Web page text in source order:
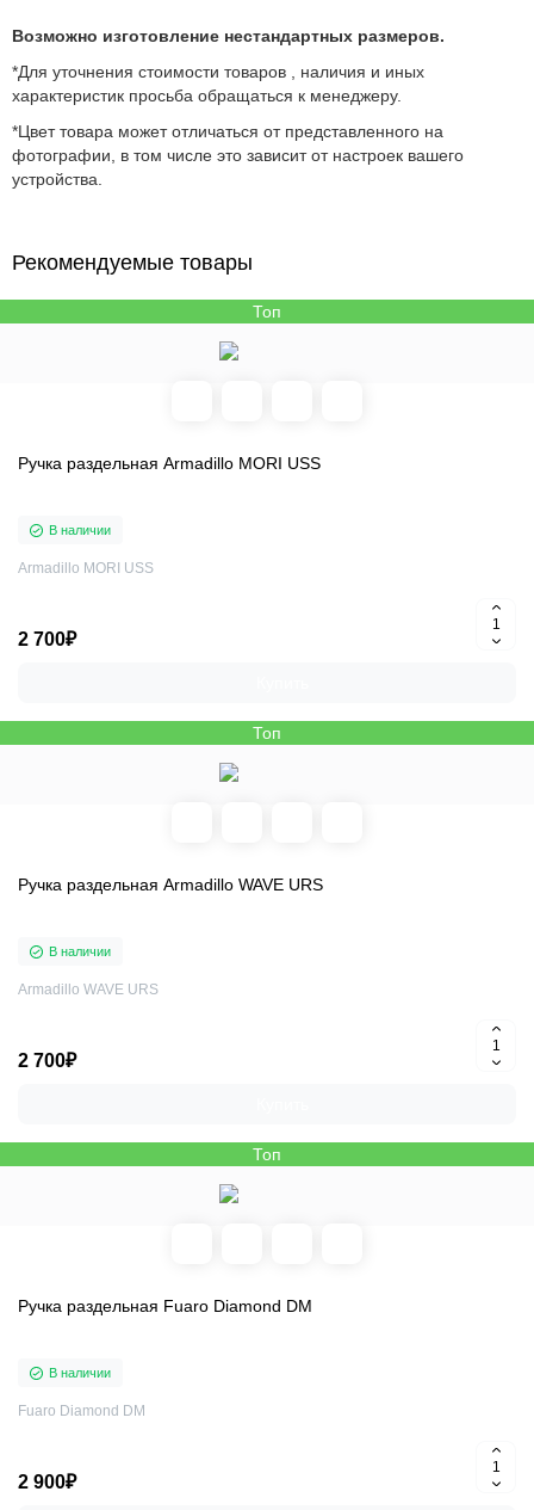
Возможно изготовление нестандартных размеров.
*Для уточнения стоимости товаров , наличия и иных
характеристик просьба обращаться к менеджеру.
*Цвет товара может отличаться от представленного на
фотографии, в том числе это зависит от настроек вашего
устройства.
Рекомендуемые товары
Топ
Ручка раздельная Armadillo MORI USS
В наличии
Armadillo MORI USS
2 700₽
Топ
Ручка раздельная Armadillo WAVE URS
В наличии
Armadillo WAVE URS
2 700₽
Топ
Ручка раздельная Fuaro Diamond DM
В наличии
Fuaro Diamond DM
2 900₽